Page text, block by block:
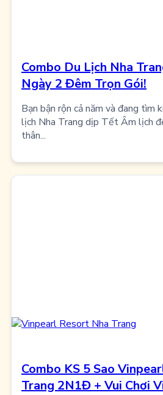
Combo Du Lịch Nha
Ngày 2 Đêm Trọn Gói!
Bạn bận rộn cả năm và đang tìm
lịch Nha Trang dịp Tết Âm lịch
thân...
Combo KS 5 Sao
Trang 2N1Đ + Vui Chơi